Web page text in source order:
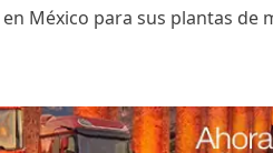
México para sus plantas de